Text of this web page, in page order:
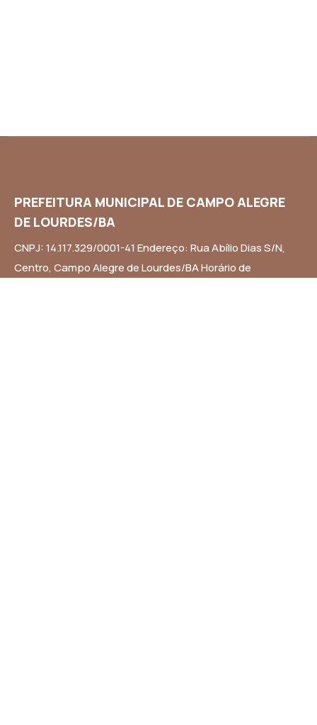
PREFEITURA MUNICIPAL DE CAMPO ALEGRE
DE LOURDES/BA
CNPJ: 14.117.329/0001-41 Endereço: Rua Abílio Dias S/N,
Centro, Campo Alegre de Lourdes/BA Horário de